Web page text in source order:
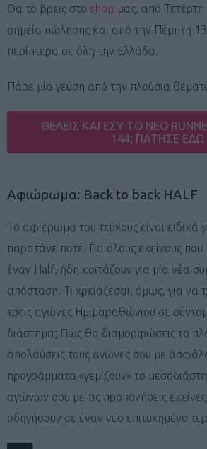
Θα το βρεις στο shop μας, από
σημεία πώλησης και από την Πέμπτη
περίπτερα σε όλη την Ελλάδα.
Πάρε μία γεύση από την πλούσια
ΘΕΛΕΙΣ ΚΑΙ ΕΣΥ ΤΟ ΝΕΟ
144; ΠΑΤΗΣΕ ΕΔΩ
Αφιώρωμα: Back to back HALF
Το αφιέρωμα του τεύχους είναι ειδικά
παρατάνε ποτέ. Για όλους εκείνους
έναν Half, ήδη κοιτάζουν για μία νέα
απόσταση. Τι χρειάζεσαι, όμως, για να
τρεις αγώνες Ημιμαραθώνιου σε
διάστημα; Πώς θα διαμορφώσεις το
απολαύσεις τους αγώνες σου με
προγράμματα «γεμίζουν» το
αγώνων σου με τις προπονήσεις
οδηγήσουν σε έναν νέο επιτυχημένο